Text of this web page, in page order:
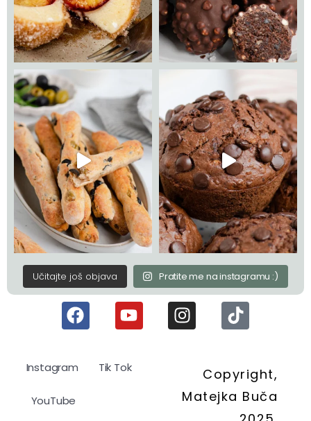
Učitajte još objava Pratite me na instagramu :)
Instagram Tik Tok
YouTube
Copyright,
Matejka Buča